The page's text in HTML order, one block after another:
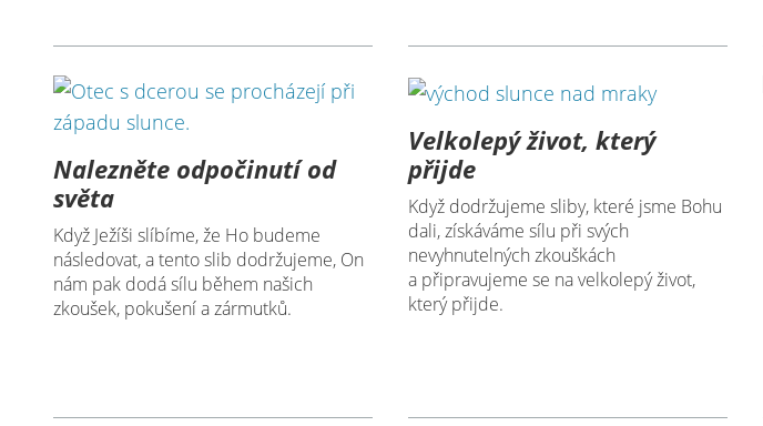
Nalezněte odpočinutí od
světa
Když Ježíši slíbíme, že Ho budeme
následovat, a tento slib dodržujeme, On
nám pak dodá sílu během našich
zkoušek, pokušení a zármutků.
Velkolepý život, který
přijde
Když dodržujeme sliby, které jsme Bohu
dali, získáváme sílu při svých
nevyhnutelných zkouškách
a připravujeme se na velkolepý život,
který přijde.